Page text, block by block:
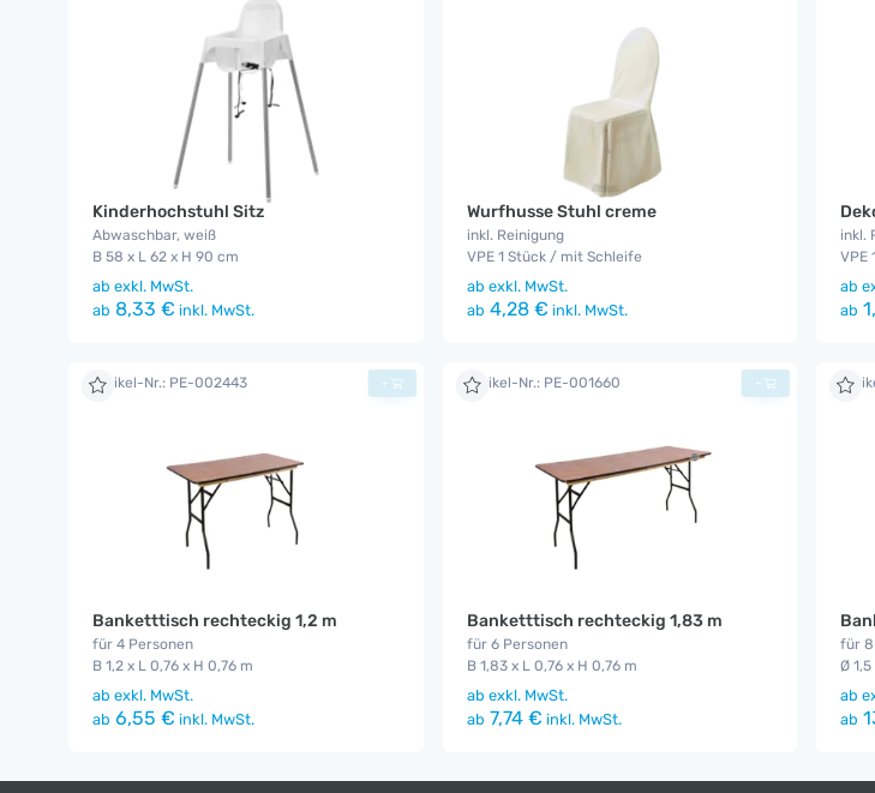
Kinderhochstuhl Sitz
Abwaschbar, weiß
B 58 x L 62 x H 90 cm
ab exkl. MwSt.
ab 8,33 € inkl. MwSt.
Wurfhusse Stuhl creme
inkl. Reinigung
VPE 1 Stück / mit Schleife
ab exkl. MwSt.
ab 4,28 € inkl. MwSt.
inkl.
VPE
ab
ab
Artikel-Nr.: PE-002443
Banketttisch rechteckig 1,2 m
für 4 Personen
B 1,2 x L 0,76 x H 0,76 m
ab exkl. MwSt.
ab 6,55 € inkl. MwSt.
+ Artikel-Nr.: PE-001660
Banketttisch rechteckig 1,83 m
für 6 Personen
B 1,83 x L 0,76 x H 0,76 m
ab exkl. MwSt.
ab 7,74 € inkl. MwSt.
+
für 8
Ø 1,5
ab
ab